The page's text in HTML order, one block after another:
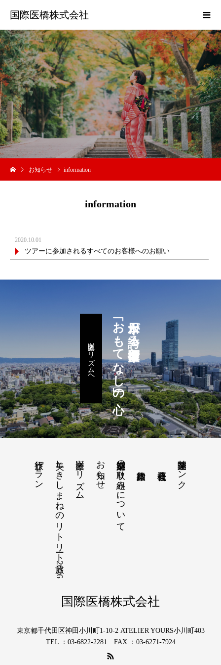
国際医橋株式会社
お
お知らせ information
information
2020.10.01
ツアーに参加されるすべてのお客様へのお願い
日本が誇る医療技術と
「おもてなし」の心
医療ツーリズムへ
旅行プラン 美しきしまねのリトリート旅 2026 医療ツーリズム お知らせ 感染症対策の取り組みについて 関連企業リンク
国際医橋株式会社
東京都千代田区神田小川町1-10-2 ATELIER YOURS小川町403
TEL ：03-6822-2281 FAX ：03-6271-7924